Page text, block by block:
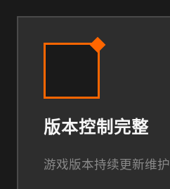
版本控制完整
游戏版本持续更新维护